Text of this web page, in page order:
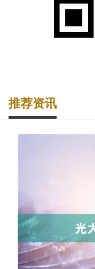
推荐资讯